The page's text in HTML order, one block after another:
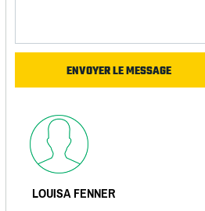
LOUISA FENNER